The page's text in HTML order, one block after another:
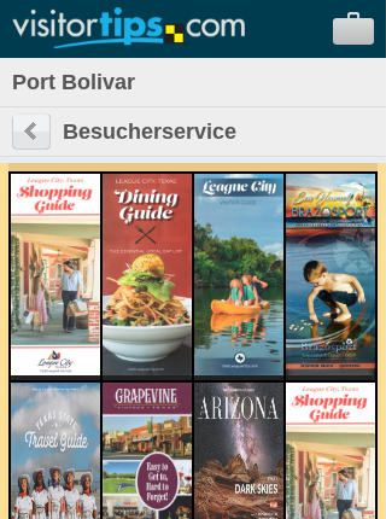
Port Bolivar
Besucherservice